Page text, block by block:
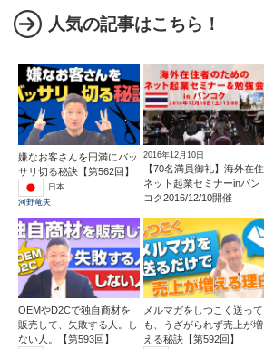
人気の記事はこちら！
嫌なお客さんを円満にバッ
サリ切る秘訣【第562回】
日本
河野竜夫
2016年12月10日
【70名満員御礼】海外在住
ネット起業セミナーinバン
コク2016/12/10開催
OEMやD2Cで独自商材を
販売して、失敗する人。し
ない人。【第593回】
メルマガをしつこく送って
も、うざがられず売上が増
える秘訣【第592回】